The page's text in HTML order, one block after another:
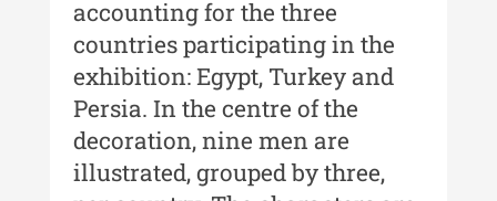
Tehnicii ”Ștefan Procopiu”
Buletinul Muzeului Științei și
Tehnicii ”Ștefan Procopiu” - An
XV / Nr. 15 / 2021
Buletinul Muzeului Științei și
Tehnicii ”Ștefan Procopiu” - An
accounting for the three
countries participating in the
exhibition: Egypt, Turkey and
Persia. In the centre of the
decoration, nine men are
illustrated, grouped by three,